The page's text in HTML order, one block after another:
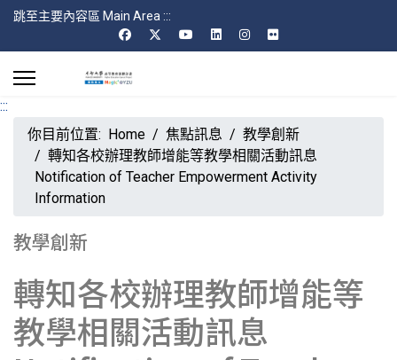
跳至主要內容區 Main Area :::
:::
你目前位置: Home 焦點訊息
教學創新
轉知各校辦理教師增能等教學相關活動訊息
Notification of Teacher Empowerment Activity
Information
教學創新
轉知各校辦理教師增能等
教學相關活動訊息